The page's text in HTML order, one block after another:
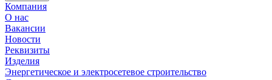
Компания
О нас
Вакансии
Новости
Реквизиты
Изделия
Энергетическое и электросетевое строительство